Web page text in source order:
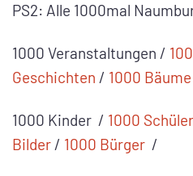
PS2: Alle 1000mal
1000 Veranstaltungen /
Geschichten / 1000 Bäume
1000 Kinder / 1000 Schüler
Bilder / 1000 Bürger /